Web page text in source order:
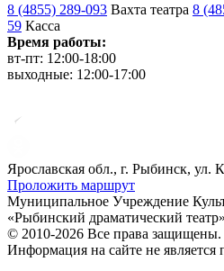
8 (4855) 289-093 Вахта театра 8
59 Касса
Время работы:
вт-пт: 12:00-18:00
выходные: 12:00-17:00
Ярославская обл., г. Рыбинск, ул.
Проложить маршрут
Муниципальное Учреждение
«Рыбинский драматический театр»
© 2010-2026 Все права защищены.
Информация на сайте не является